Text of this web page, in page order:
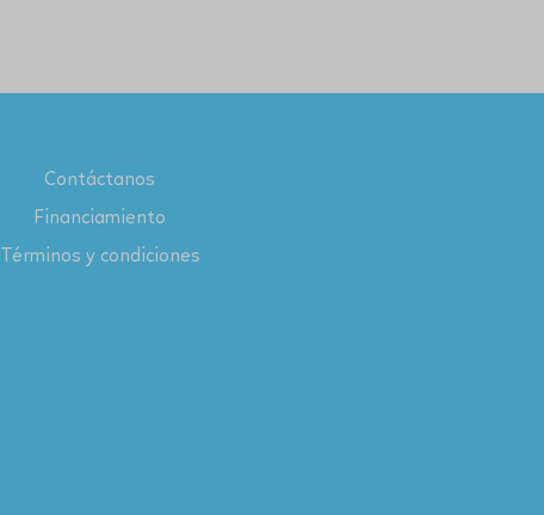
Contáctanos
Financiamiento
Términos y condiciones